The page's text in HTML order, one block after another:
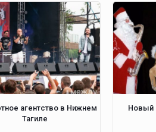
агентство в Нижнем
Тагиле
Новый